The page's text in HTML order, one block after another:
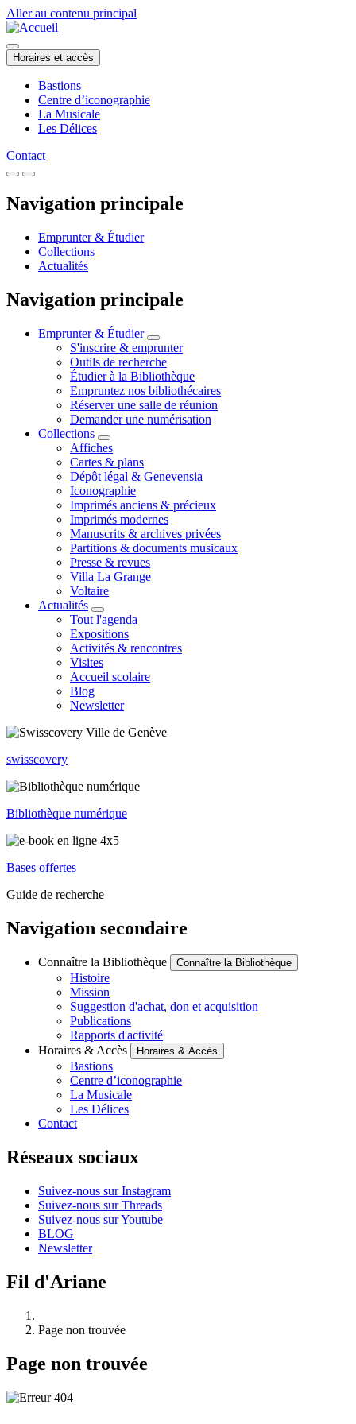
Aller au contenu principal
Horaires et accès
Bastions
Centre d’iconographie
La Musicale
Les Délices
Contact
Navigation principale
Emprunter & Étudier
Collections
Actualités
Navigation principale
Emprunter & Étudier
S'inscrire & emprunter
Outils de recherche
Étudier à la Bibliothèque
Empruntez nos bibliothécaires
Réserver une salle de réunion
Demander une numérisation
Collections
Affiches
Cartes & plans
Dépôt légal & Genevensia
Iconographie
Imprimés anciens & précieux
Imprimés modernes
Manuscrits & archives privées
Partitions & documents musicaux
Presse & revues
Villa La Grange
Voltaire
Actualités
Tout l'agenda
Expositions
Activités & rencontres
Visites
Accueil scolaire
Blog
Newsletter
swisscovery
Bibliothèque numérique
Bases offertes
Guide de recherche
Navigation secondaire
Connaître la Bibliothèque Connaître la Bibliothèque
Histoire
Mission
Suggestion d'achat, don et acquisition
Publications
Rapports d'activité
Horaires & Accès
Horaires & Accès
Bastions
Centre d’iconographie
La Musicale
Les Délices
Contact
Réseaux sociaux
Suivez-nous sur Instagram
Suivez-nous sur Threads
Suivez-nous sur Youtube
BLOG
Newsletter
Fil d'Ariane
Page non trouvée
Page non trouvée